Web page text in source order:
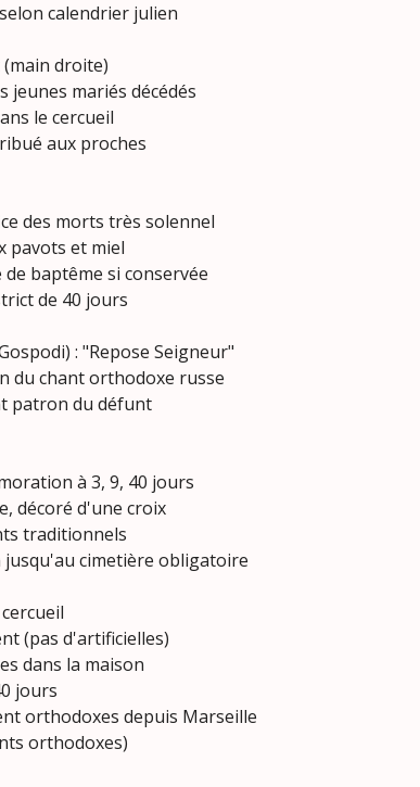
calendrier julien
droite)
jeunes mariés décédés
le cercueil
aux proches
des morts très solennel
pavots et miel
baptême si conservée
de 40 jours
: "Repose Seigneur"
du chant orthodoxe russe
patron du défunt
à 3, 9, 40 jours
décoré d'une croix
traditionnels
cimetière obligatoire
(pas d'artificielles)
dans la maison
jours
orthodoxes depuis Marseille
orthodoxes)